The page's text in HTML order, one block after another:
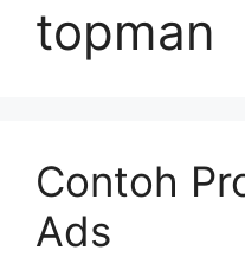
topman
Contoh
Ads